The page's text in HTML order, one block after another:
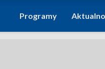
Programy